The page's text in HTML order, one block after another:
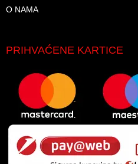
O NAMA
PRIHVAĆENE KARTICE